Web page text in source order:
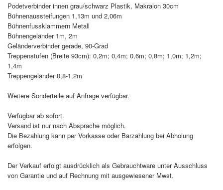
Podetverbinder innen grau/schwarz Plastik, Makralon 30cm
Bühnenaussteifungen 1,13m und 2,06m
Bühnenfussklammern Metall
Bühnengeländer 1m, 2m
Geländerverbinder gerade, 90-Grad
Treppenstufen (Breite 93cm): 0,2m; 0,4m; 0,6m; 0,8m; 1,0m; 1,2m;
1,4m
Treppengeländer 0,8-1,2m
Weitere Sonderteile auf Anfrage verfügbar.
Verfügbar ab sofort.
Versand ist nur nach Absprache möglich.
Die Bezahlung kann per Vorkasse oder Barzahlung bei Abholung
erfolgen.
Der Verkauf erfolgt ausdrücklich als Gebrauchtware unter Ausschluss
von Garantie und auf Rechnung mit ausgewiesener Mwst.